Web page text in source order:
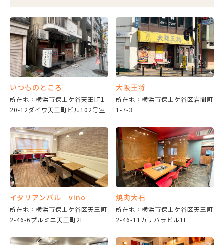
いつものところ
所在地：横浜市保土ケ谷天王町1-
20-12ダイワ天王町ビル102号室
大阪王将
所在地：横浜市保土ケ谷区岩間町
1-7-3
イタリアンバル vino
所在地：横浜市保土ケ谷区天王町
2-46-6プルミエ天王町2F
焼肉大石
所在地：横浜市保土ケ谷区天王町
2-46-11カサハラビル1F